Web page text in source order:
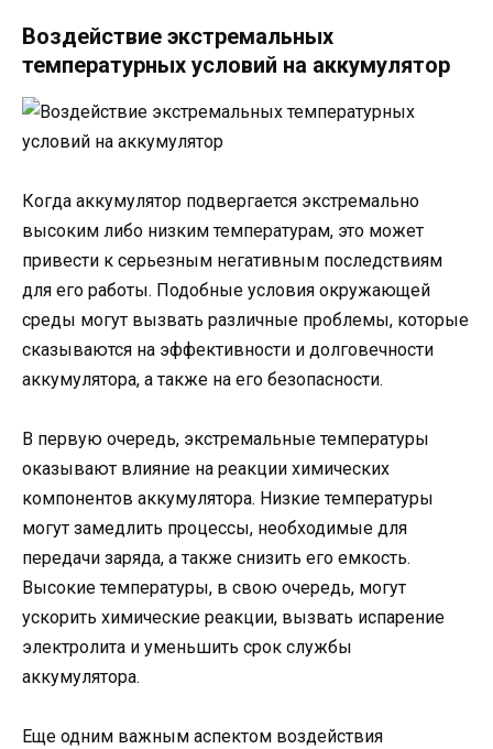
Воздействие экстремальных
температурных условий на аккумулятор
Когда аккумулятор подвергается экстремально
высоким либо низким температурам, это может
привести к серьезным негативным последствиям
для его работы. Подобные условия окружающей
среды могут вызвать различные проблемы, которые
сказываются на эффективности и долговечности
аккумулятора, а также на его безопасности.
В первую очередь, экстремальные температуры
оказывают влияние на реакции химических
компонентов аккумулятора. Низкие температуры
могут замедлить процессы, необходимые для
передачи заряда, а также снизить его емкость.
Высокие температуры, в свою очередь, могут
ускорить химические реакции, вызвать испарение
электролита и уменьшить срок службы
аккумулятора.
Еще одним важным аспектом воздействия